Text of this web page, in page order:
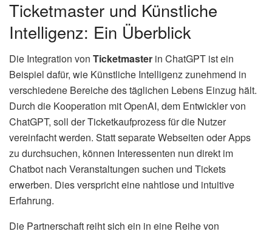
Ticketmaster und Künstliche
Intelligenz: Ein Überblick
Die Integration von Ticketmaster in ChatGPT ist ein
Beispiel dafür, wie Künstliche Intelligenz zunehmend in
verschiedene Bereiche des täglichen Lebens Einzug hält.
Durch die Kooperation mit OpenAI, dem Entwickler von
ChatGPT, soll der Ticketkaufprozess für die Nutzer
vereinfacht werden. Statt separate Webseiten oder Apps
zu durchsuchen, können Interessenten nun direkt im
Chatbot nach Veranstaltungen suchen und Tickets
erwerben. Dies verspricht eine nahtlose und intuitive
Erfahrung.
Die Partnerschaft reiht sich ein in eine Reihe von